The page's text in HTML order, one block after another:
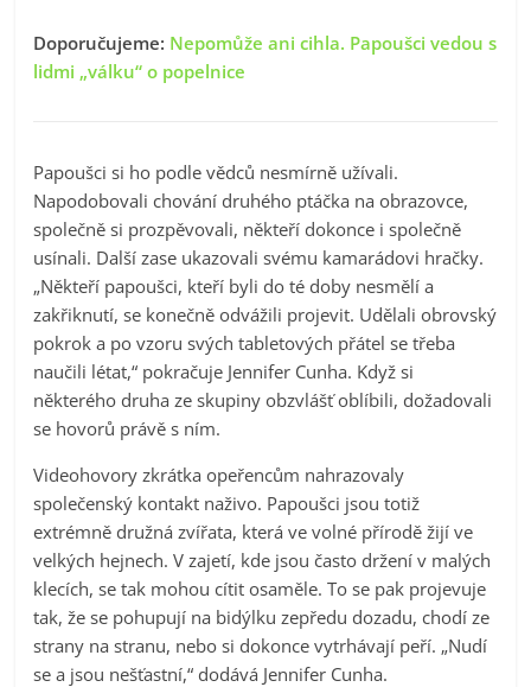
Doporučujeme: Nepomůže ani cihla. Papoušci vedou s
lidmi „válku“ o popelnice
Papoušci si ho podle vědců nesmírně užívali.
Napodobovali chování druhého ptáčka na obrazovce,
společně si prozpěvovali, někteří dokonce i společně
usínali. Další zase ukazovali svému kamarádovi hračky.
„Někteří papoušci, kteří byli do té doby nesmělí a
zakřiknutí, se konečně odvážili projevit. Udělali obrovský
pokrok a po vzoru svých tabletových přátel se třeba
naučili létat,“ pokračuje Jennifer Cunha. Když si
některého druha ze skupiny obzvlášť oblíbili, dožadovali
se hovorů právě s ním.
Videohovory zkrátka opeřencům nahrazovaly
společenský kontakt naživo. Papoušci jsou totiž
extrémně družná zvířata, která ve volné přírodě žijí ve
velkých hejnech. V zajetí, kde jsou často držení v malých
klecích, se tak mohou cítit osaměle. To se pak projevuje
tak, že se pohupují na bidýlku zepředu dozadu, chodí ze
strany na stranu, nebo si dokonce vytrhávají peří. „Nudí
se a jsou nešťastní,“ dodává Jennifer Cunha.